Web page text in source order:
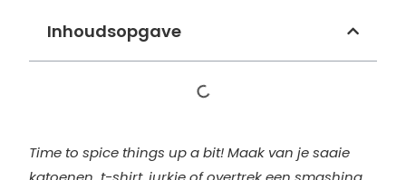
Inhoudsopgave
Time to spice things up a bit! Maak van je saaie